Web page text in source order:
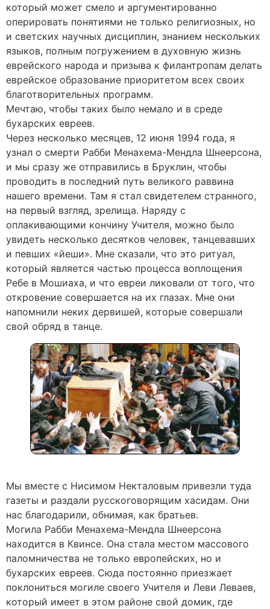
который может смело и аргументированно
оперировать понятиями не только религиозных, но
и светских научных дисциплин, знанием нескольких
языков, полным погружением в духовную жизнь
еврейского народа и призыва к филантропам делать
еврейское образование приоритетом всех своих
благотворительных программ.
Мечтаю, чтобы таких было немало и в среде
бухарских евреев.
Через несколько месяцев, 12 июня 1994 года, я
узнал о смерти Рабби Менахема-Мендла Шнеерсона,
и мы сразу же отправились в Бруклин, чтобы
проводить в последний путь великого раввина
нашего времени. Там я стал свидетелем странного,
на первый взгляд, зрелища. Наряду с
оплакивающими кончину Учителя, можно было
увидеть несколько десятков человек, танцевавших
и певших «йеши». Мне сказали, что это ритуал,
который является частью процесса воплощения
Ребе в Мошиаха, и что евреи ликовали от того, что
откровение совершается на их глазах. Мне они
напомнили неких дервишей, которые совершали
свой обряд в танце.
Мы вместе с Нисимом Некталовым привезли туда
газеты и раздали русскоговорящим хасидам. Они
нас благодарили, обнимая, как братьев.
Могила Рабби Менахема-Мендла Шнеерсона
находится в Квинсе. Она стала местом массового
паломничества не только европейских, но и
бухарских евреев. Сюда постоянно приезжает
поклониться могиле своего Учителя и Леви Леваев,
который имеет в этом районе свой домик, где